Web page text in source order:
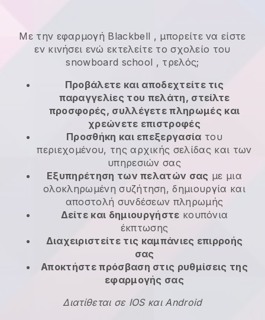
Με την εφαρμογή Blackbell , μπορείτε να είστε
εν κινήσει ενώ εκτελείτε το σχολείο του
snowboard school , τρελός;
Προβάλετε και αποδεχτείτε τις
παραγγελίες του πελάτη, στείλτε
προσφορές, συλλέγετε πληρωμές και
χρεώνετε επιστροφές
Προσθήκη και επεξεργασία του
περιεχομένου, της αρχικής σελίδας και των
υπηρεσιών σας
Εξυπηρέτηση των πελατών σας με μια
ολοκληρωμένη συζήτηση, δημιουργία και
αποστολή συνδέσεων πληρωμής
Δείτε και δημιουργήστε κουπόνια
έκπτωσης
Διαχειριστείτε τις καμπάνιες επιρροής
σας
Αποκτήστε πρόσβαση στις ρυθμίσεις της
εφαρμογής σας
Διατίθεται σε IOS και Android